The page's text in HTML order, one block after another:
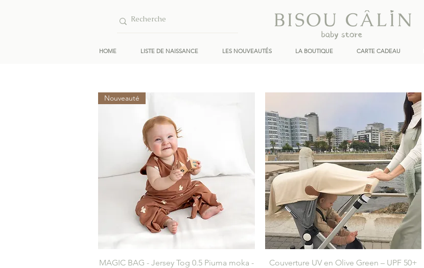
HOME LISTE DE NAISSANCE LES NOUVEAUTÉS LA BOUTIQUE CARTE CADEAU
Aperçu rapide
Nouveauté
MAGIC BAG - Jersey Tog 0.5 Piuma moka -
Aperçu rapide
Couverture UV en Olive Green – UPF 50+